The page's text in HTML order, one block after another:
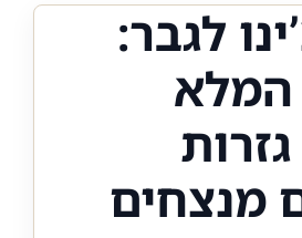
לגבר:
המלא
מנצחים